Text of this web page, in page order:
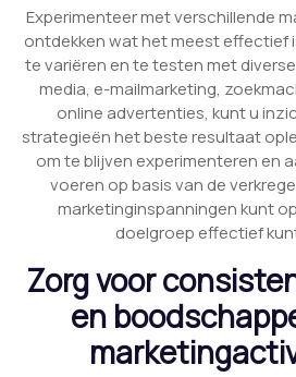
Experimenteer met verschillende
ontdekken wat het meest effectief
te variëren en te testen met
media, e-mailmarketing,
online advertenties, kunt u
strategieën het beste resultaat
om te blijven experimenteren en
voeren op basis van de
marketinginspanningen kunt
doelgroep effectief
Zorg voor
en